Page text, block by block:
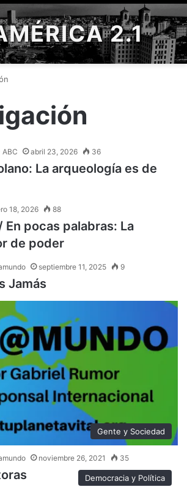
2.1
abril 23, 2026 36
La arqueología es de
18, 2026 88
En pocas palabras: La
de poder
septiembre 11, 2025 9
Jamás
Gente y Sociedad
noviembre 26, 2021 35
Democracia y Política